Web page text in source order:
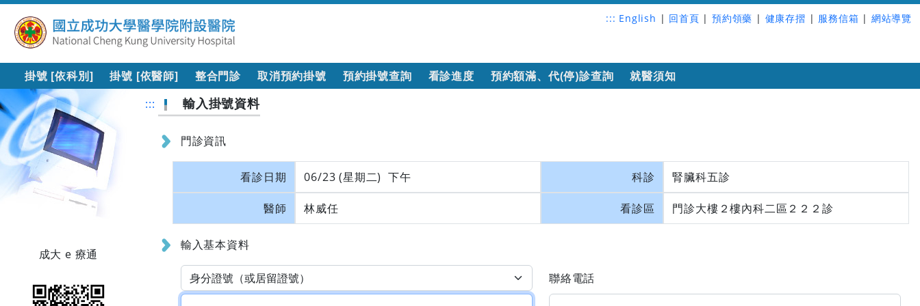
::: English | 回首頁 | 預約領藥 | 健康存摺 | 服務信箱 | 網站導覽
掛號 [依科別] 掛號 [依醫師] 整合門診 取消預約掛號 預約掛號查詢 看診進度 預約額滿、代(停)診查詢 就醫須知
成大 e 療通
::: 輸入掛號資料
門診資訊
看診日期 06/23 (星期二) 下午 科診 腎臟科五診
醫師 林威任 看診區 門診大樓２樓內科二區２２２診
輸入基本資料
聯絡電話